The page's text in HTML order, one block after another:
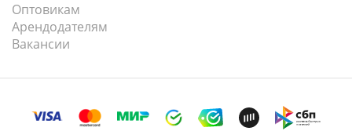
Оптовикам
Арендодателям
Вакансии